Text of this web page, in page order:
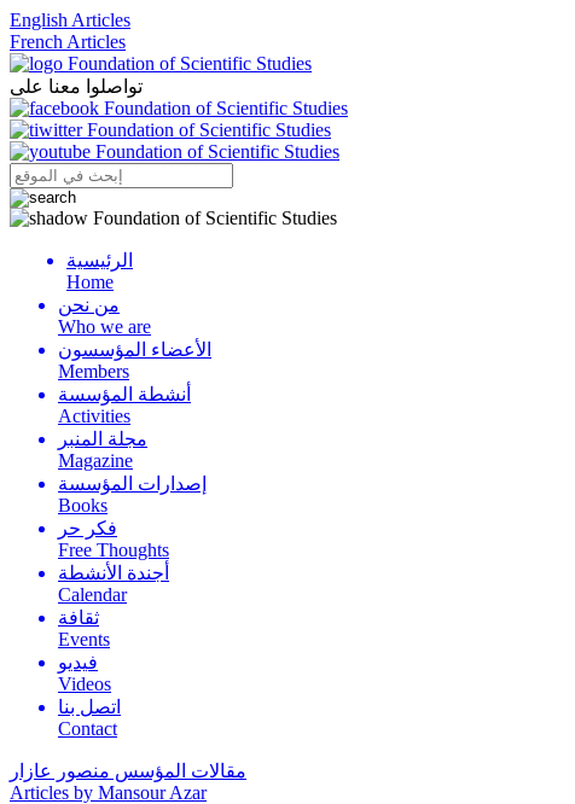
English Articles
French Articles
تواصلوا معنا على
Menu
الرئيسية
Home
من نحن
Who we are
الأعضاء المؤسسون
Members
أنشطة المؤسسة
Activities
مجلة المنبر
Magazine
إصدارات المؤسسة
Books
فكر حر
Free Thoughts
أجندة الأنشطة
Calendar
ثقافة
Events
فيديو
Videos
اتصل بنا
Contact
مقالات المؤسس منصور عازار
Articles by Mansour Azar